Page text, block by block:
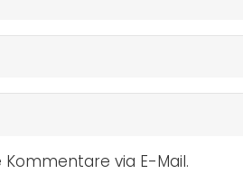
via E-Mail.